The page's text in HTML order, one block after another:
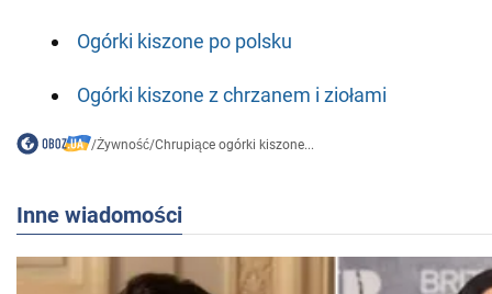
Ogórki kiszone po polsku
Ogórki kiszone z chrzanem i ziołami
/Żywność/Chrupiące ogórki kiszone...
Inne wiadomości